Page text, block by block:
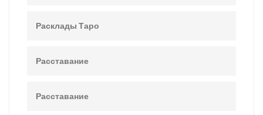
Расклады Таро
Расставание
Расставание